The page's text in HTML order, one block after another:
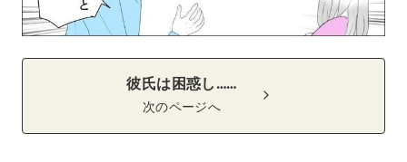
彼氏は困惑し……
次のページへ